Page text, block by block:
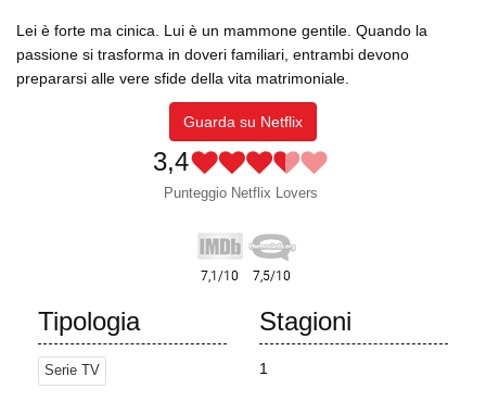
Lei è forte ma cinica. Lui è un mammone gentile. Quando la
passione si trasforma in doveri familiari, entrambi devono
prepararsi alle vere sfide della vita matrimoniale.
Guarda su Netflix
3,4
Punteggio Netflix Lovers
Tipologia
Serie TV
Stagioni
1